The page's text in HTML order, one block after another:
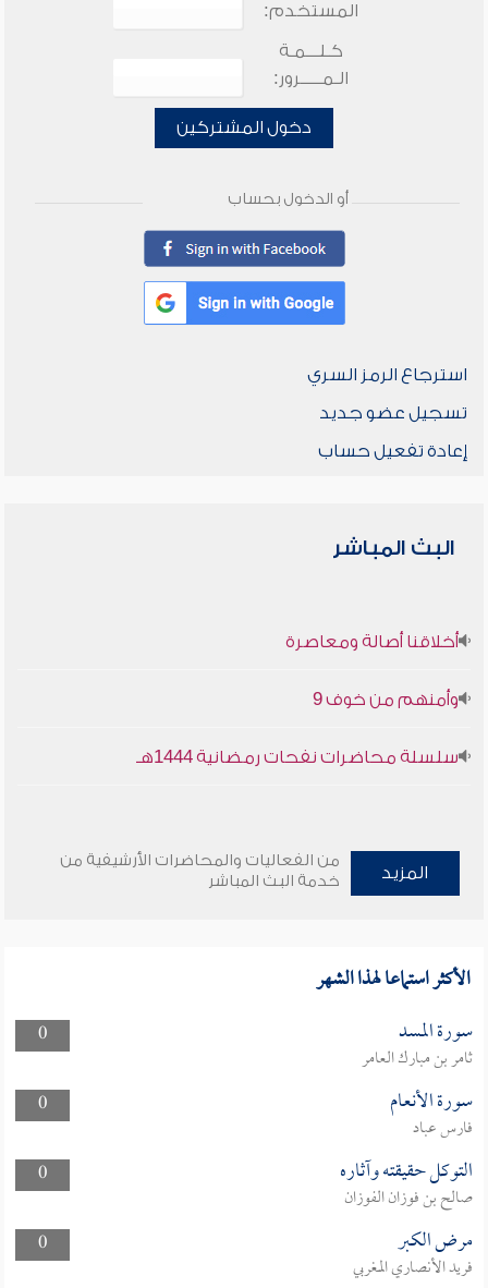
المستخدم:
كـلـــمـة
الـمـــــرور:
دخول المشتركين
أو الدخول بحساب
استرجاع الرمز السري
تسجيل عضو جديد
إعادة تفعيل حساب
البث المباشر
أخلاقنا أصالة ومعاصرة
وأمنهم من خوف 9
سلسلة محاضرات نفحات رمضانية 1444هـ
المزيد
من الفعاليات والمحاضرات الأرشيفية من
خدمة البث المباشر
الأكثر استماعا لهذا الشهر
0 سورة المسد
ثامر بن مبارك العامر
0
سورة الأنعام
فارس عباد
0
التوكل حقيقته وآثاره
صالح بن فوزان الفوزان
0
مرض الكبر
فريد الأنصاري المغربي